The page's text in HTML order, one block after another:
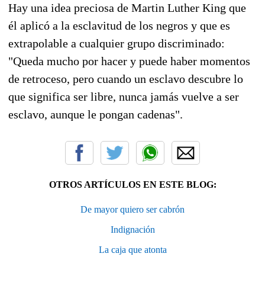
Hay una idea preciosa de Martin Luther King que
él aplicó a la esclavitud de los negros y que es
extrapolable a cualquier grupo discriminado:
"Queda mucho por hacer y puede haber momentos
de retroceso, pero cuando un esclavo descubre lo
que significa ser libre, nunca jamás vuelve a ser
esclavo, aunque le pongan cadenas".
OTROS ARTÍCULOS EN ESTE BLOG:
De mayor quiero ser cabrón
Indignación
La caja que atonta